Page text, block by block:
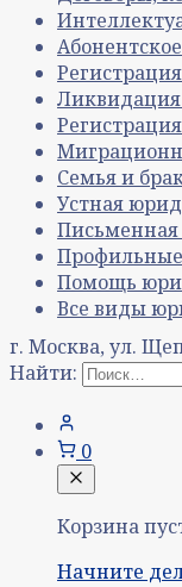
Семья и
Устная
Письменная
Помощь
Все виды
г. Москва, ул.
Найти:
0
Корзина
Начните